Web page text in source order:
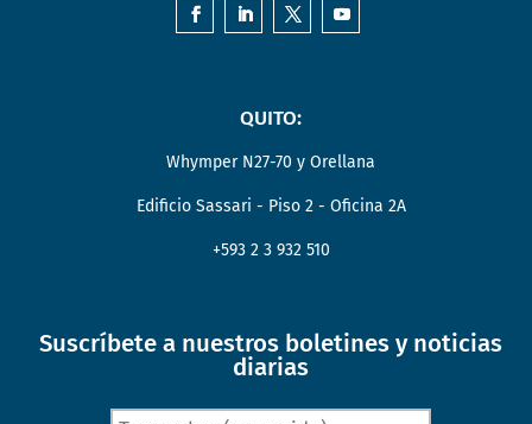
QUITO:
Whymper N27-70 y Orellana
Edificio Sassari - Piso 2 - Oficina 2A
+593 2 3 932 510
Suscríbete a nuestros boletines y noticias
diarias